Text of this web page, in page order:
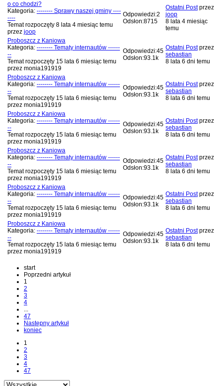
o co chodzi?
Kategoria: -------- Sprawy naszej gminy ----
----
Temat rozpoczęty 8 lata 4 miesiąc temu
przez joop
Odpowiedzi:2
Odsłon:8715
Ostatni Postprzez
joop
8 lata 4 miesiąc
temu
Proboszcz z Kaniowa
Kategoria: -------- Tematy internautów ------
--
Temat rozpoczęty 15 lata 6 miesiąc temu
przez monia191919
Odpowiedzi:45
Odsłon:93.1k
Ostatni Postprzez
sebastian
8 lata 6 dni temu
Proboszcz z Kaniowa
Kategoria: -------- Tematy internautów ------
--
Temat rozpoczęty 15 lata 6 miesiąc temu
przez monia191919
Odpowiedzi:45
Odsłon:93.1k
Ostatni Postprzez
sebastian
8 lata 6 dni temu
Proboszcz z Kaniowa
Kategoria: -------- Tematy internautów ------
--
Temat rozpoczęty 15 lata 6 miesiąc temu
przez monia191919
Odpowiedzi:45
Odsłon:93.1k
Ostatni Postprzez
sebastian
8 lata 6 dni temu
Proboszcz z Kaniowa
Kategoria: -------- Tematy internautów ------
--
Temat rozpoczęty 15 lata 6 miesiąc temu
przez monia191919
Odpowiedzi:45
Odsłon:93.1k
Ostatni Postprzez
sebastian
8 lata 6 dni temu
Proboszcz z Kaniowa
Kategoria: -------- Tematy internautów ------
--
Temat rozpoczęty 15 lata 6 miesiąc temu
przez monia191919
Odpowiedzi:45
Odsłon:93.1k
Ostatni Postprzez
sebastian
8 lata 6 dni temu
Proboszcz z Kaniowa
Kategoria: -------- Tematy internautów ------
--
Temat rozpoczęty 15 lata 6 miesiąc temu
przez monia191919
Odpowiedzi:45
Odsłon:93.1k
Ostatni Postprzez
sebastian
8 lata 6 dni temu
start
Poprzedni artykuł
1
2
3
4
...
47
Następny artykuł
koniec
1
2
3
4
47